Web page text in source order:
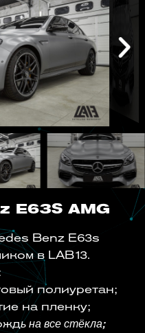
E63S AMG
Benz E63s
в LAB13.
полиуретан;
на пленку;
ь на все стёкла;